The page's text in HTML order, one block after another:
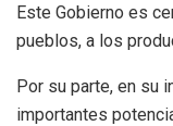
Este Gobierno es
pueblos, a los
Por su parte, en su
importantes